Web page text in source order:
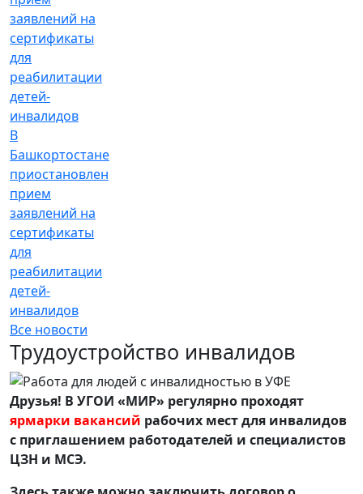
В
Башкортостане
приостановлен
прием
заявлений на
сертификаты
для
реабилитации
детей-
инвалидов
Все новости
Трудоустройство инвалидов
Друзья! В УГОИ «МИР» регулярно проходят
ярмарки вакансий рабочих мест для инвалидов
с приглашением работодателей и специалистов
ЦЗН и МСЭ.